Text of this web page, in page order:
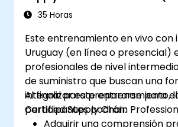
35 Horas
Este entrenamiento en vivo
Uruguay (en línea o presencial)
profesionales de nivel
de suministro que buscan una
integral para prepararse para
Certified Supply Chain
Al finalizar este entrenamiento,
participantes podrán:
Adquirir una comprensión